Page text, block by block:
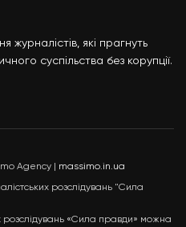
журналістів, які прагнуть
суспільства без корупції.
Agency | massimo.in.ua
розслідувань "Сила
«Сила правди» можна